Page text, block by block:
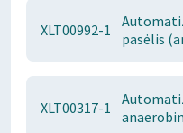
XLT00992-1
pasėlis
XLT00317-1